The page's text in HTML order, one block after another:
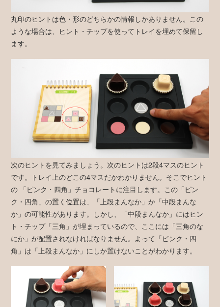
丸印のヒントは色・形のどちらかの情報しかありません。この
ような場合は、ヒント・チップを使ってトレイを埋めて保留し
ます。
次のヒントを見てみましょう。次のヒントは2段4マスのヒント
です。トレイ上のどこの4マスだかわかりません。そこでヒント
の 「ピンク・四角」チョコレートに注目します。この「ピン
ク・四角」の置く位置は、「上段まんなか」か「中段まんな
か」の可能性があります。しかし、「中段まんなか」にはヒン
ト・チップ「三角」が埋まっているので、ここには「三角のな
にか」が配置されなければなりません。よって「ピンク・四
角」は「上段まんなか」にしか置けないことがわかります。